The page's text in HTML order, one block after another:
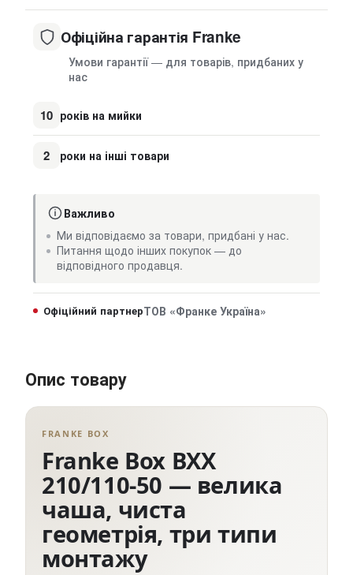
Офіційна гарантія Franke
Умови гарантії — для товарів, придбаних у
нас
10 років на мийки
2 роки на інші товари
Важливо
Ми відповідаємо за товари, придбані у нас.
Питання щодо інших покупок — до
відповідного продавця.
Офіційний партнерТОВ «Франке Україна»
Опис товару
FRANKE BOX
Franke Box BXX
210/110-50 — велика
чаша, чиста
геометрія, три типи
монтажу